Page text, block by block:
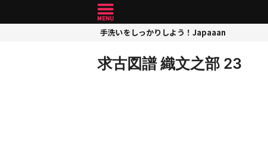
手洗いをしっかりしよう！Japaaan
求古図譜 織文之部 23